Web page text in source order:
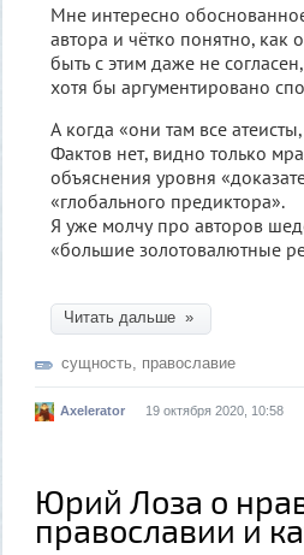
Мне интересно
автора и чётко понятно,
быть с этим даже не
хотя бы аргументировано
А когда «они там все
Фактов нет, видно только
объяснения уровня
«глобального предиктора».
Я уже молчу про авторов
«большие золотовалютные
Читать дальше »
сущность православие
Axelerator 19 октября 2020, 10:58
Юрий Лоза о
православии и